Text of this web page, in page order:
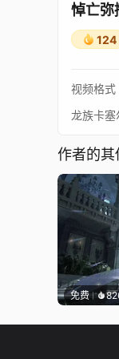
悼亡
124
视频格式
龙族卡塞
作者的其
免费